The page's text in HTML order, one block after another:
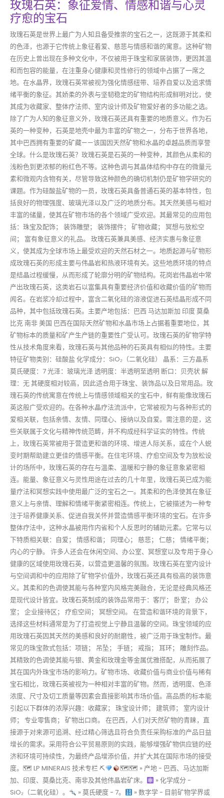
玫瑰石英：象征爱情、情感和谐与心灵
疗愈的宝石
玫瑰石英是世界上最广为人知且备受推崇的宝石之一，这既源于其柔和
的色泽，也源于它传统上象征着爱、慈悲与情感和谐的寓意。这种矿物
在历史上曾出现在多种文化中，不仅被用于珠宝和家居装饰，更因其温
和而包容的能量，在注重身心健康和灵性修行的领域中占据了一席之
地。在水晶界，玫瑰石英常被视为强化情感纽带、培养自爱以及追求情
绪平衡的象征。其娇柔的外表与坚韧稳定的矿物结构形成鲜明对比，使
其成为收藏家、整体疗法师、室内设计师及矿物爱好者的多功能之选。
除了广为人知的象征意义外，玫瑰石英还具有重要的地质意义。作为石
英的一种变种，石英是地壳中最为丰富的矿物之一，分布于世界各地，
其中巴西拥有重要的矿藏——该国因天然矿物和水晶的卓越品质而享誉
全球。什么是玫瑰石英？玫瑰石英是石英的一种变种，其颜色从柔和的
浅粉色到更浓郁的粉红色不等。这种色调与其晶体结构中存在的微量元
素和微观内含物有关，尽管导致这种颜色的确切机制仍是矿物学研究的
课题。作为硅酸盐矿物的一员，玫瑰石英具备普通石英的基本特性，包
括良好的物理强度、玻璃光泽以及广泛的地质分布。其天然美感与相对
丰富的储量，使其在矿物市场的各个领域广受欢迎。其最常见的应用包
括：珠宝及配饰； 装饰雕塑； 装饰摆件； 矿物收藏； 冥想与放松空
间； 富有象征意义的礼品。 玫瑰石英兼具美感、经济实惠与象征意
义，使其成为全球市场上最受欢迎的天然石材之一。地质起源与矿物形
成玫瑰石英的形成主要与伟晶岩和热液环境有关。这些地质环境的特点
是结晶过程缓慢，从而形成了轮廓分明的矿物结构。花岗岩伟晶岩中常
产出玫瑰石英，这类岩石以富集具有重要经济价值和收藏价值的矿物而
闻名。在岩浆冷却过程中，富含二氧化硅的溶液促进石英结晶形成不同
品种，其中包括玫瑰石英。主要产地包括：巴西 马达加斯加 印度 莫桑
比克 南非 美国 巴西在国际天然矿物和水晶市场上占据着重要地位，其
矿物标本的质量和矿产生产链的重要性广受认可。玫瑰石英的矿物学特
性从技术角度来看，玫瑰石英与其他品种的石英具有相似的特性。主要
特征矿物类别：硅酸盐 化学成分：SiO₂（二氧化硅） 晶系：三方晶系
莫氏硬度：7 光泽：玻璃光泽 透明度：半透明至透明 断口：贝壳状 解
理：无 其硬度相对较高，因此适合用于珠宝、装饰品以及日常用品。玫
瑰石英的传统寓意在传统上与情感领域相关的宝石中，鲜有能像玫瑰石
英这般广受欢迎的。在各种水晶疗法流派中，它常被视为与各种形式的
爱相关联，包括亲情、友情、同理心、接纳以及自爱。需注意的是，这
些关联属于文化与精神传统范畴，并不构成经科学证实的特性。传统
上，玫瑰石英常被用于营造更和谐的环境、增进人际关系，或在个人蜕
变时期帮助建立更佳的情感平衡。在住宅环境、疗愈空间及专为放松设
计的场所中，玫瑰石英的存在与温柔、温暖和宁静的象征意象紧密相
连。能量、象征意义与灵性用途在过去的几十年里，玫瑰石英已成为能
量疗法和冥想实践中使用最广泛的宝石之一。其柔和的色泽使其在象征
意义上与亲情、理解和情绪平衡紧密相连。传统上，它被描述为一种专
注于培养健康关系、促进自我关怀并营造情感平衡环境的宝石。在许多
整体疗法中，这种水晶被用作内省和个人反思时的辅助元素。它常与以
下特质相关联：自爱； 情感和谐； 同理心； 慈悲； 仁慈； 情绪平衡；
内心的宁静。 许多人还会在休闲空间、办公室、冥想室以及专用于身心
健康的区域使用玫瑰石英，以营造更温馨的氛围。玫瑰石英在室内设计
与空间调和中的应用除了矿物学价值外，玫瑰石英还具有极高的装饰意
义。其柔和的色调使其能与各种室内风格完美融合，无论是经典风格还
是现代设计皆宜。玫瑰石英制成的装饰品常用于：客厅； 卧室； 办公
室； 企业接待区； 疗愈空间； 冥想空间。 在营造和谐环境的背景下，
选择这些材料通常是为了打造视觉上宁静且温馨的空间。珠宝领域的应
用玫瑰石英因其天然的美感和良好的耐磨性，被广泛用于珠宝制作。最
常见的珠宝款式包括：项链； 吊坠； 手链； 戒指； 耳环； 雕刻作品。
其精致的色调使其能与银、黄金和玫瑰金等金属优雅搭配，从而拓展了
其在国内外珠宝市场的影响力。矿物市场、收藏价值与商业价值与稀有
宝石相比，玫瑰石英被视为一种相对丰富的矿物。然而，透明度、色泽
浓度、尺寸及切工质量等因素会直接影响其市场价值。高品质的标本能
引起以下群体的浓厚兴趣：收藏家； 珠宝设计师； 建筑师； 室内设计
师； 专业零售商； 矿物出口商。 在巴西，人们对天然矿物的青睐，直
接源于对来源可追溯、经过精心筛选且符合负责任采购标准的产品日益
增长的需求。采用符合公平贸易原则的实践，能够增强矿物供应链的经
济和环境可持续性，为最终产品增添价值，并扩大其在国际市场的接受
度。🗺 LP MINERAIS 技术专栏 ⛏
🗺🗺 » 产地 - 巴西、马达加斯
加、印度、莫桑比克、南非及其他伟晶岩矿床。
» 化学成分 -
SiO₂（二氧化硅）。
» 莫氏硬度 - 7。
» 数字学 - 目前矿物学界或